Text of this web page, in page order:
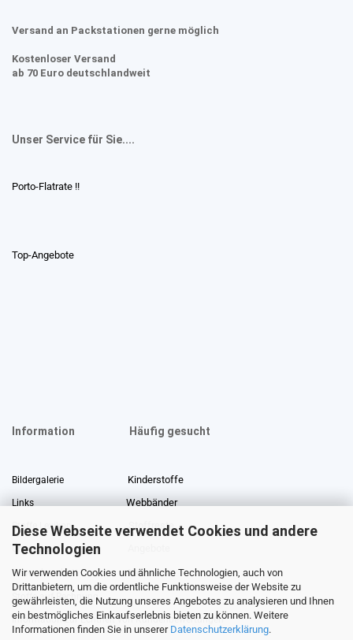
Diese Webseite verwendet Cookies und andere
Technologien
Wir verwenden Cookies und ähnliche Technologien, auch von
Drittanbietern, um die ordentliche Funktionsweise der Website zu
gewährleisten, die Nutzung unseres Angebotes zu analysieren und Ihnen
ein bestmögliches Einkaufserlebnis bieten zu können. Weitere
Informationen finden Sie in unserer Datenschutzerklärung.
Versand an Packstationen gerne möglich
Kostenloser Versand
ab 70 Euro deutschlandweit
Unser Service für Sie....
Porto-Flatrate !!
Top-Angebote
Information Häufig gesucht
Bildergalerie Kinderstoffe
Links Webbänder
Stoffe Lexikon Stoffreste
Über uns
Gewerberabatt Meterware
Stoffe auf Rechnung
Information zur Echtheit von Kundenbewertungen